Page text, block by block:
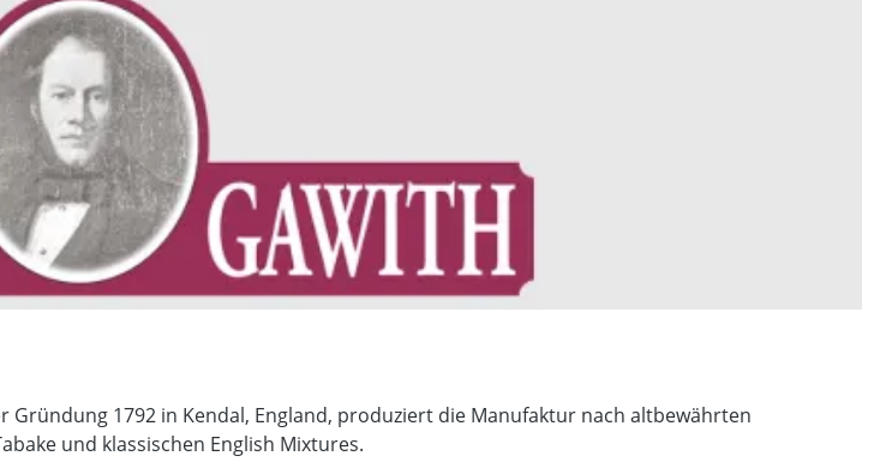
Gründung 1792 in Kendal, England, produziert die Manufaktur nach altbewährten
und klassischen English Mixtures.